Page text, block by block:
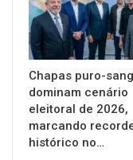
Chapas puro-
dominam cenário
eleitoral de 2026,
marcando
histórico no…